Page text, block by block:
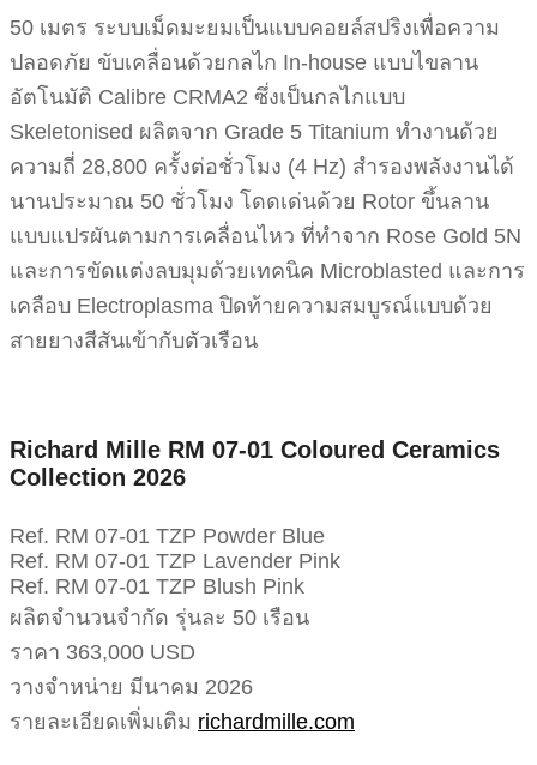
50 เมตร ระบบเม็ดมะยมเป็นแบบคอยล์สปริงเพื่อความ
ปลอดภัย ขับเคลื่อนด้วยกลไก In-house แบบไขลาน
อัตโนมัติ Calibre CRMA2 ซึ่งเป็นกลไกแบบ
Skeletonised ผลิตจาก Grade 5 Titanium ทำงานด้วย
ความถี่ 28,800 ครั้งต่อชั่วโมง (4 Hz) สำรองพลังงานได้
นานประมาณ 50 ชั่วโมง โดดเด่นด้วย Rotor ขึ้นลาน
แบบแปรผันตามการเคลื่อนไหว ที่ทำจาก Rose Gold 5N
และการขัดแต่งลบมุมด้วยเทคนิค Microblasted และการ
เคลือบ Electroplasma ปิดท้ายความสมบูรณ์แบบด้วย
สายยางสีสันเข้ากับตัวเรือน
Richard Mille RM 07-01 Coloured Ceramics
Collection 2026
Ref. RM 07-01 TZP Powder Blue
Ref. RM 07-01 TZP Lavender Pink
Ref. RM 07-01 TZP Blush Pink
ผลิตจำนวนจำกัด รุ่นละ 50 เรือน
ราคา 363,000 USD
วางจำหน่าย มีนาคม 2026
รายละเอียดเพิ่มเติม richardmille.com